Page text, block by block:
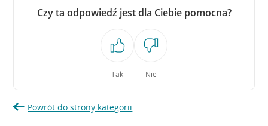
Czy ta odpowiedź jest dla Ciebie pomocna?
Tak Nie
Powrót do strony kategorii